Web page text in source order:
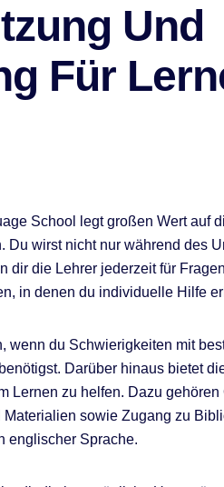
Und
Für
School legt großen Wert auf
Du wirst nicht nur während des
dir die Lehrer jederzeit für
in denen du individuelle Hilfe
wenn du Schwierigkeiten mit
Darüber hinaus bietet
Lernen zu helfen. Dazu
sowie Zugang zu
englischer Sprache.